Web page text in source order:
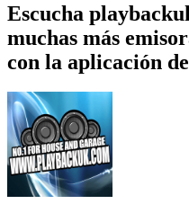
Escucha
muchas más
con la aplicación